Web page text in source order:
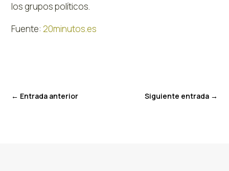
los grupos políticos.
Fuente:20minutos.es
← Entrada anterior Siguiente entrada→